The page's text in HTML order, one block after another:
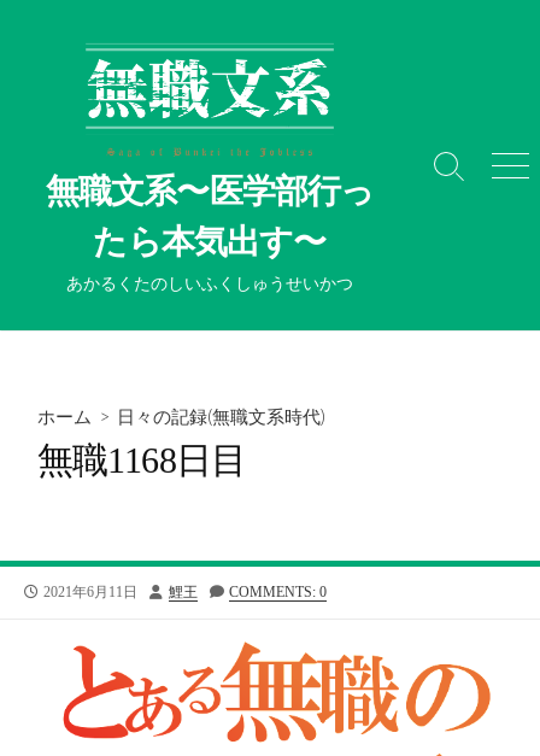
無職文系〜医学部行っ
たら本気出す〜
あかるくたのしいふくしゅうせいかつ
検
メ
ホーム > 日々の記録(無職文系時代)
無職1168日目
公
2021年6月11日
投
鯉王 COMMENTS: 0